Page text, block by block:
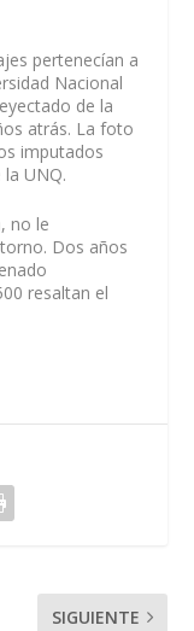
pertenecían a
Nacional
de la
atrás. La foto
imputados
UNQ.
no le
Dos años
resaltan el
SIGUIENTE